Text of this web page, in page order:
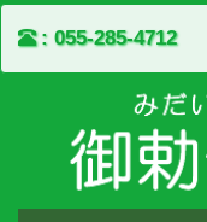
055-285-4712